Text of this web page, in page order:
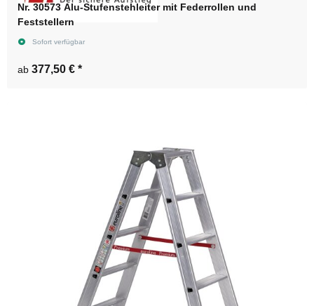
Nr. 30573 Alu-Stufenstehleiter mit Federrollen und
Feststellern
Sofort verfügbar
ab 377,50 € *